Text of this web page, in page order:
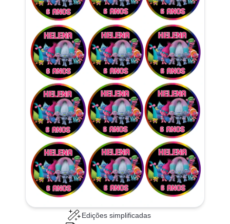
Edições simplificadas